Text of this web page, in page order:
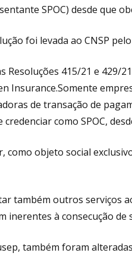
SPOC) desde que
foi levada ao CNSP
Resoluções 415/21 e 429/
Insurance.Somente
de transação de
credenciar como SPOC,
como objeto social
também outros serviços
inerentes à consecução de
também foram